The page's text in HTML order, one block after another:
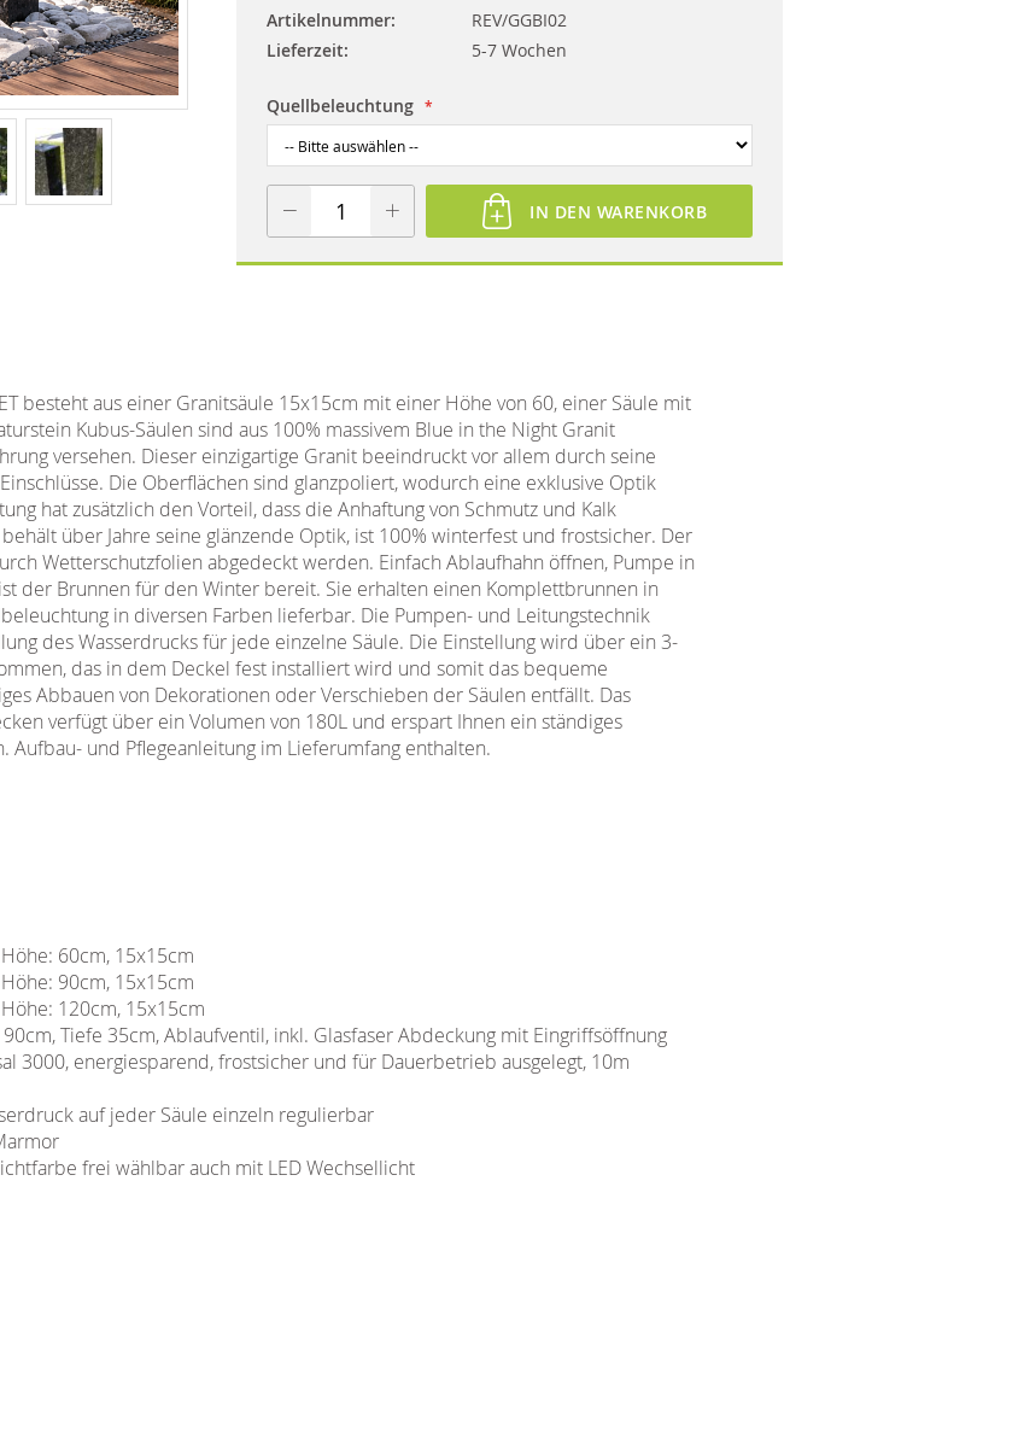
Artikelnummer
REV/GGBI02
Lieferzeit
5-7 Wochen
Quellbeleuchtung
IN DEN WARENKORB
besteht aus einer Granitsäule 15x15cm mit einer Höhe von 60, einer Säule mit
Kubus-Säulen sind aus 100% massivem Blue in the Night Granit
versehen. Dieser einzigartige Granit beeindruckt vor allem durch seine
Die Oberflächen sind glanzpoliert, wodurch eine exklusive Optik
hat zusätzlich den Vorteil, dass die Anhaftung von Schmutz und Kalk
über Jahre seine glänzende Optik, ist 100% winterfest und frostsicher. Der
Wetterschutzfolien abgedeckt werden. Einfach Ablaufhahn öffnen, Pumpe in
der Brunnen für den Winter bereit. Sie erhalten einen Komplettbrunnen in
in diversen Farben lieferbar. Die Pumpen- und Leitungstechnik
des Wasserdrucks für jede einzelne Säule. Die Einstellung wird über ein 3-
das in dem Deckel fest installiert wird und somit das bequeme
Abbauen von Dekorationen oder Verschieben der Säulen entfällt. Das
verfügt über ein Volumen von 180L und erspart Ihnen ein ständiges
und Pflegeanleitung im Lieferumfang enthalten.
60cm, 15x15cm
90cm, 15x15cm
120cm, 15x15cm
Tiefe 35cm, Ablaufventil, inkl. Glasfaser Abdeckung mit Eingriffsöffnung
3000, energiesparend, frostsicher und für Dauerbetrieb ausgelegt, 10m
auf jeder Säule einzeln regulierbar
frei wählbar auch mit LED Wechsellicht